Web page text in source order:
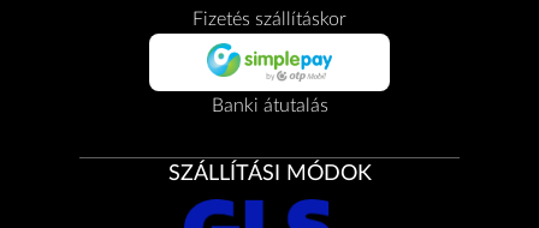
Fizetés szállításkor
Banki átutalás
SZÁLLÍTÁSI MÓDOK